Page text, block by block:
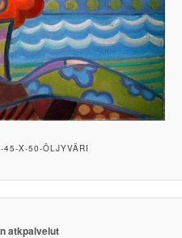
45-X-50-ÖLJYVÄRI
atkpalvelut